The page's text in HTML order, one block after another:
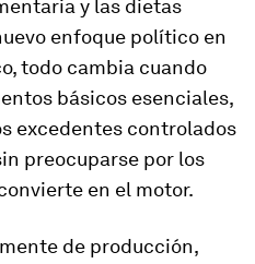
y las dietas
enfoque político en
todo cambia cuando
básicos esenciales,
excedentes controlados
preocuparse por los
en el motor.
de producción,